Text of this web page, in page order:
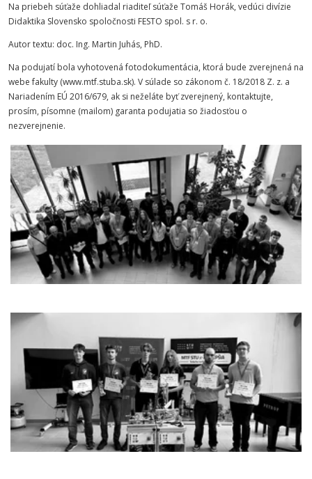
Na priebeh súťaže dohliadal riaditeľ súťaže Tomáš Horák, vedúci divízie
Didaktika Slovensko spoločnosti FESTO spol. s r. o.
Autor textu: doc. Ing. Martin Juhás, PhD.
Na podujatí bola vyhotovená fotodokumentácia, ktorá bude zverejnená na
webe fakulty (www.mtf.stuba.sk). V súlade so zákonom č. 18/2018 Z. z. a
Nariadením EÚ 2016/679, ak si neželáte byť zverejnený, kontaktujte,
prosím, písomne (mailom) garanta podujatia so žiadosťou o
nezverejnenie.